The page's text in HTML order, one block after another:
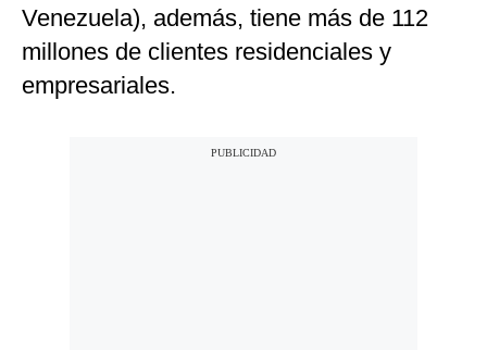
Venezuela), además, tiene más de 112
millones de clientes residenciales y
empresariales.